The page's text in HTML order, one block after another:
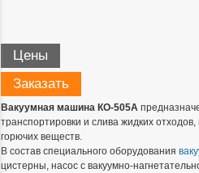
Цены
Заказать
Вакуумная машина КО-505А
транспортировки и слива жидких
горючих веществ.
В состав специального оборудования
цистерны, насос с вакуумно-